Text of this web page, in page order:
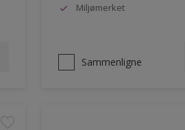
Miljømerket
Sammenligne